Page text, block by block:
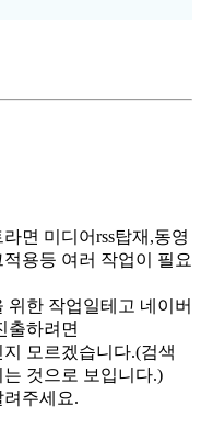
면 미디어rss탑재,동영
용등 여러 작업이 필요
위한 작업일테고 네이버
출하려면
모르겠습니다.(검색
것으로 보입니다.)
주세요.